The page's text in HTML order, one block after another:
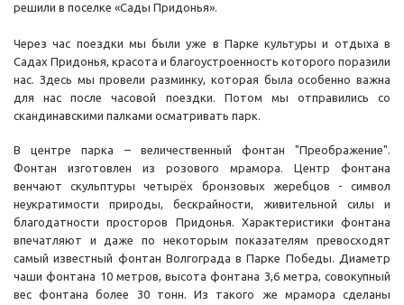
решили в поселке «Сады Придонья».
Через час поездки мы были уже в Парке культуры и отдыха в
Садах Придонья, красота и благоустроенность которого поразили
нас. Здесь мы провели разминку, которая была особенно важна
для нас после часовой поездки. Потом мы отправились со
скандинавскими палками осматривать парк.
В центре парка – величественный фонтан "Преображение".
Фонтан изготовлен из розового мрамора. Центр фонтана
венчают скульптуры четырёх бронзовых жеребцов - символ
неукратимости природы, бескрайности, живительной силы и
благодатности просторов Придонья. Характеристики фонтана
впечатляют и даже по некоторым показателям превосходят
самый известный фонтан Волгограда в Парке Победы. Диаметр
чаши фонтана 10 метров, высота фонтана 3,6 метра, совокупный
вес фонтана более 30 тонн. Из такого же мрамора сделаны